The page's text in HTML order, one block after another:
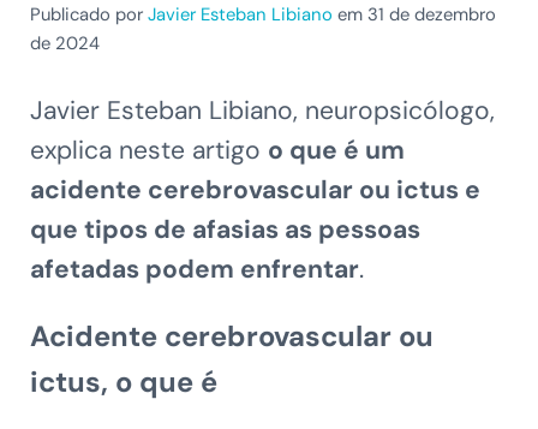
Publicado por Javier Esteban Libiano em 31 de dezembro
de 2024
Javier Esteban Libiano, neuropsicólogo,
explica neste artigo o que é um
acidente cerebrovascular ou ictus e
que tipos de afasias as pessoas
afetadas podem enfrentar.
Acidente cerebrovascular ou
ictus, o que é